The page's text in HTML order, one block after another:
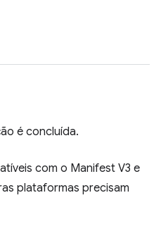
é concluída.
com o Manifest V3 e
plataformas precisam